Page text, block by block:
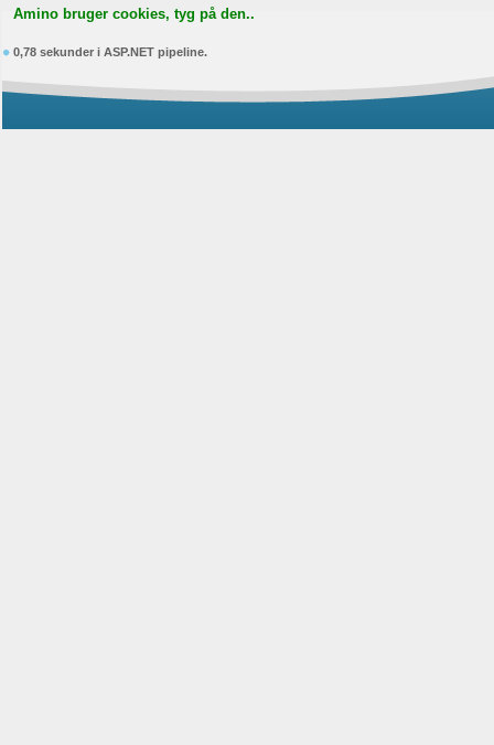
Amino bruger cookies, tyg på den..
0,78 sekunder i ASP.NET pipeline.